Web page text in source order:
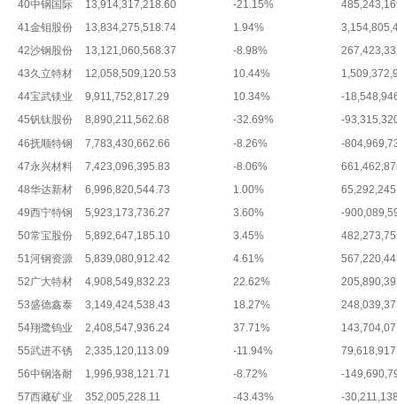
40中钢国际 13,914,317,218.60 -21.15%
41金钼股份 13,834,275,518.74 1.94%
42沙钢股份 13,121,060,568.37 -8.98%
43久立特材 12,058,509,120.53 10.44%
44宝武镁业 9,911,752,817.29 10.34%
-
45钒钛股份 8,890,211,562.68 -32.69%
-
46抚顺特钢 7,783,430,662.66 -8.26%
-
47永兴材料 7,423,096,395.83 -8.06%
48华达新材 6,996,820,544.73 1.00%
49西宁特钢 5,923,173,736.27 3.60%
-
50常宝股份 5,892,647,185.10 3.45%
51河钢资源 5,839,080,912.42 4.61%
52广大特材 4,908,549,832.23 22.62%
53盛德鑫泰 3,149,424,538.43 18.27%
54翔鹭钨业 2,408,547,936.24 37.71%
55武进不锈 2,335,120,113.09 -11.94%
56中钢洛耐 1,996,938,121.71 -8.72%
-
57西藏矿业 352,005,228.11 -43.43%
-